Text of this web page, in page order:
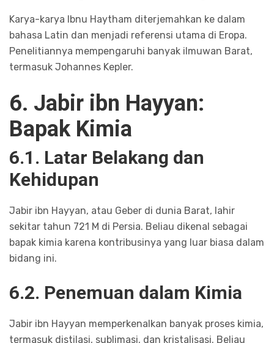
Karya-karya Ibnu Haytham diterjemahkan ke dalam
bahasa Latin dan menjadi referensi utama di Eropa.
Penelitiannya mempengaruhi banyak ilmuwan Barat,
termasuk Johannes Kepler.
6. Jabir ibn Hayyan:
Bapak Kimia
6.1. Latar Belakang dan
Kehidupan
Jabir ibn Hayyan, atau Geber di dunia Barat, lahir
sekitar tahun 721 M di Persia. Beliau dikenal sebagai
bapak kimia karena kontribusinya yang luar biasa dalam
bidang ini.
6.2. Penemuan dalam Kimia
Jabir ibn Hayyan memperkenalkan banyak proses kimia,
termasuk distilasi, sublimasi, dan kristalisasi. Beliau